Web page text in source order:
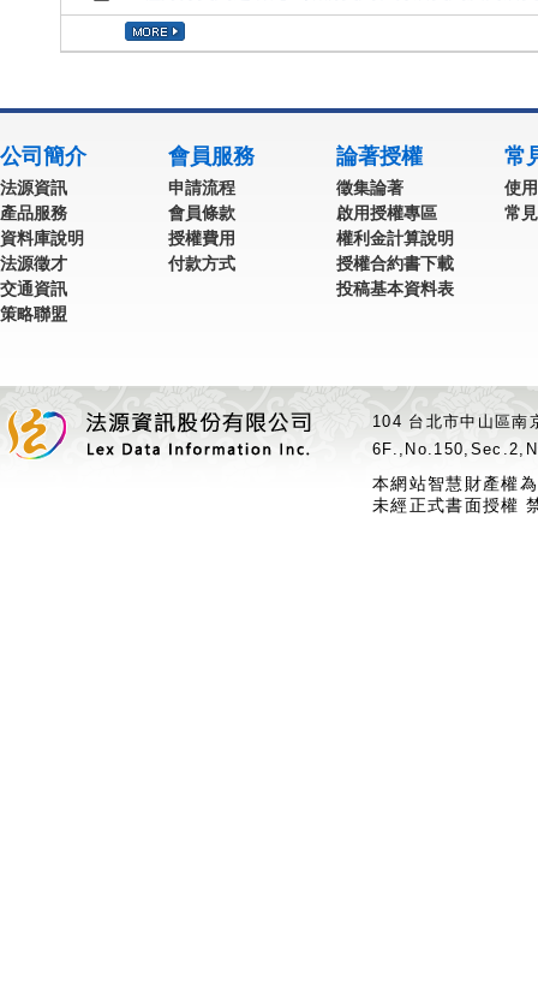
公司簡介
法源資訊
產品服務
資料庫說明
法源徵才
交通資訊
策略聯盟
會員服務
申請流程
會員條款
授權費用
付款方式
論著授權
徵集論著
啟用授權專區
權利金計算說明
授權合約書下載
投稿基本資料表
常
使
常
104 台北市中山區
本網站智慧財產權
未經正式書面授權